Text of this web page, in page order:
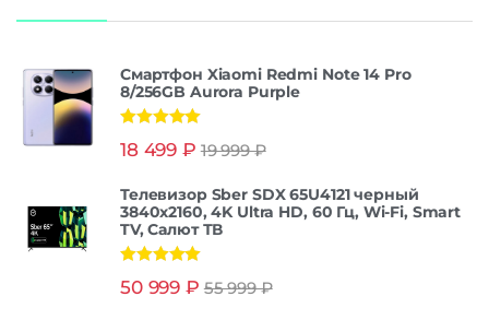
Смартфон Xiaomi Redmi Note 14 Pro
8/256GB Aurora Purple
из 5
18 499 ₽ 19 999₽
Телевизор Sber SDX 65U4121 черный
3840x2160, 4K Ultra HD, 60 Гц, Wi-Fi, Smart
TV, Салют ТВ
из 5
50 999 ₽ 55 999₽